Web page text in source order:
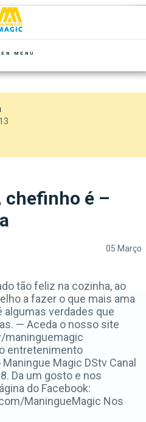
MENU
13
chefinho é –
05 Março
tão feliz na cozinha, ao
a fazer o que mais ama
algumas verdades que
— Aceda o nosso site
maninguemagic
entretenimento
Magic DStv Canal
Da um gosto e nos
do Facebook:
ManingueMagic Nos